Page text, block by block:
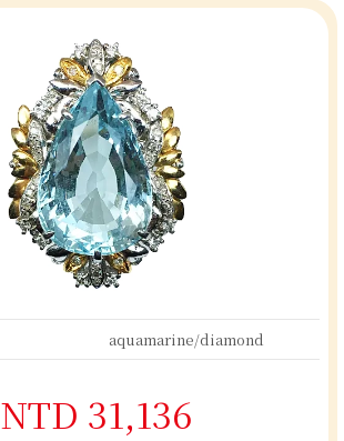
aquamarine/diamond
NTD 31,136